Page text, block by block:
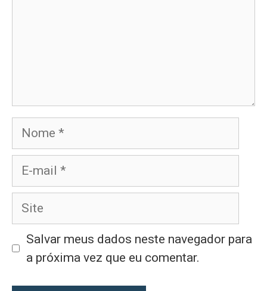
Nome
Site
Salvar meus dados neste navegador para
a próxima vez que eu comentar.